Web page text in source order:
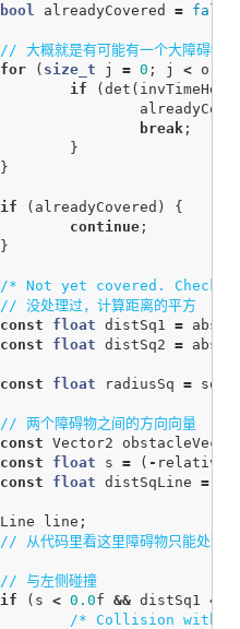
bool
alreadyCovered = false
// 大概就是有可能有一个大障碍物，
for
( size_t j = 0 ; j <
if
(det (
break ;
}
}
if ( alreadyCovered )
{
continue ;
}
/* Not yet covered.
// 没处理过，计算距离的平方
const
float distSq1 = absSq
const
float distSq2 = absSq
const float radiusSq = sqr
// 两个障碍物之间的方向向量
const Vector2
const
float s = ( -
const
float distSqLine =
Line line ;
// 从代码里看这里障碍物只能处理
// 与左侧碰撞
if
( s < 0.0f && distSq1 <=
/* Collision with